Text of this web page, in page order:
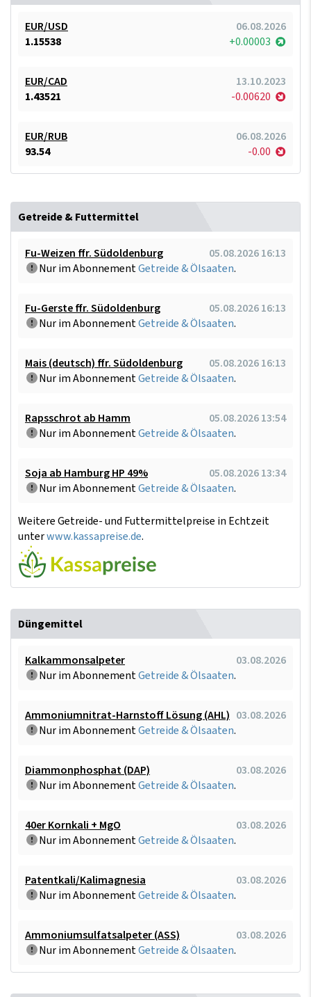
EUR/USD
06.08.2026
1.15538
+0.00003
EUR/CAD
13.10.2023
1.43521
-0.00620
EUR/RUB
06.08.2026
93.54
-0.00
Getreide & Futtermittel
Fu-Weizen ffr. Südoldenburg
05.08.2026 16:13
Nur im AbonnementGetreide & Ölsaaten.
Fu-Gerste ffr. Südoldenburg
05.08.2026 16:13
Nur im AbonnementGetreide & Ölsaaten.
Mais (deutsch) ffr. Südoldenburg
05.08.2026 16:13
Nur im AbonnementGetreide & Ölsaaten.
Rapsschrot ab Hamm
05.08.2026 13:54
Nur im AbonnementGetreide & Ölsaaten.
Soja ab Hamburg HP 49%
05.08.2026 13:34
Nur im AbonnementGetreide & Ölsaaten.
Weitere Getreide- und Futtermittelpreise in Echtzeit
unterwww.kassapreise.de.
Düngemittel
Kalkammonsalpeter
03.08.2026
Nur im AbonnementGetreide & Ölsaaten.
Ammoniumnitrat-Harnstoff Lösung (AHL) 03.08.2026
Nur im AbonnementGetreide & Ölsaaten.
Diammonphosphat (DAP)
03.08.2026
Nur im AbonnementGetreide & Ölsaaten.
40er Kornkali + MgO
03.08.2026
Nur im AbonnementGetreide & Ölsaaten.
Patentkali/Kalimagnesia
03.08.2026
Nur im AbonnementGetreide & Ölsaaten.
Ammoniumsulfatsalpeter (ASS)
03.08.2026
Nur im AbonnementGetreide & Ölsaaten.